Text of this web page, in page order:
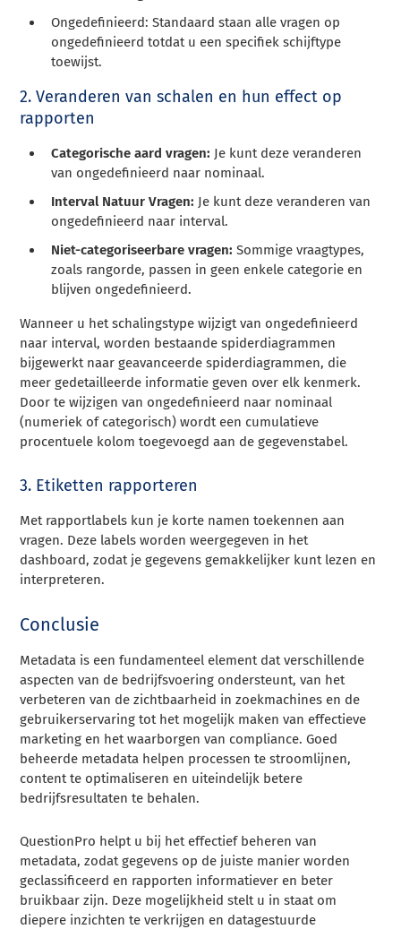
Ongedefinieerd: Standaard staan alle vragen op
ongedefinieerd totdat u een specifiek schijftype
toewijst.
2. Veranderen van schalen en hun effect op
rapporten
Categorische aard vragen: Je kunt deze veranderen
van ongedefinieerd naar nominaal.
Interval Natuur Vragen: Je kunt deze veranderen van
ongedefinieerd naar interval.
Niet-categoriseerbare vragen: Sommige vraagtypes,
zoals rangorde, passen in geen enkele categorie en
blijven ongedefinieerd.
Wanneer u het schalingstype wijzigt van ongedefinieerd
naar interval, worden bestaande spiderdiagrammen
bijgewerkt naar geavanceerde spiderdiagrammen, die
meer gedetailleerde informatie geven over elk kenmerk.
Door te wijzigen van ongedefinieerd naar nominaal
(numeriek of categorisch) wordt een cumulatieve
procentuele kolom toegevoegd aan de gegevenstabel.
3. Etiketten rapporteren
Met rapportlabels kun je korte namen toekennen aan
vragen. Deze labels worden weergegeven in het
dashboard, zodat je gegevens gemakkelijker kunt lezen en
interpreteren.
Conclusie
Metadata is een fundamenteel element dat verschillende
aspecten van de bedrijfsvoering ondersteunt, van het
verbeteren van de zichtbaarheid in zoekmachines en de
gebruikerservaring tot het mogelijk maken van effectieve
marketing en het waarborgen van compliance. Goed
beheerde metadata helpen processen te stroomlijnen,
content te optimaliseren en uiteindelijk betere
bedrijfsresultaten te behalen.
QuestionPro helpt u bij het effectief beheren van
metadata, zodat gegevens op de juiste manier worden
geclassificeerd en rapporten informatiever en beter
bruikbaar zijn. Deze mogelijkheid stelt u in staat om
diepere inzichten te verkrijgen en datagestuurde